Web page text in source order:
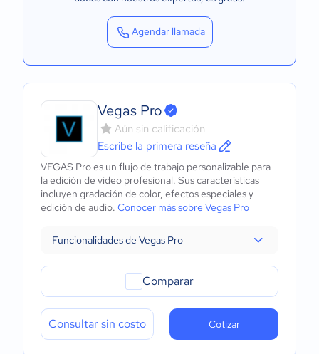
Agendar llamada
Vegas Pro
Aún sin calificación
Escribe la primera reseña
VEGAS Pro es un flujo de trabajo personalizable para
la edición de video profesional. Sus características
incluyen gradación de color, efectos especiales y
edición de audio. Conocer más sobre Vegas Pro
Funcionalidades de Vegas Pro
Comparar
Consultar sin costo Cotizar